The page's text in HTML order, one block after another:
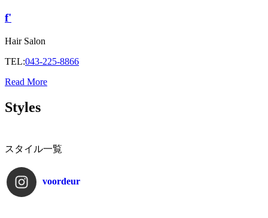
f'
Hair Salon
TEL:043-225-8866
Read More
Styles
スタイル一覧
voordeur